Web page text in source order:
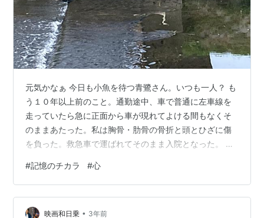
元気かなぁ 今日も小魚を待つ青鷺さん。いつも一人？ も
う１０年以上前のこと。通勤途中、車で普通に左車線を
走っていたら急に正面から車が現れてよける間もなくそ
のままあたった。私は胸骨・肋骨の骨折と頭とひざに傷
を負った。救急車で運ばれてそのまま入院となった。 相
ま現場にご両親が来ているのが見えた。私に非はなかっ
た。どうして正面から来たのかは知らない。別に気にな
らなかった。悪質ではないようだった。 ただ、私にもそ
の頃１０代の子供がいたので相手のご両親の気持ちを思
#記憶のチカラ #心
映画和日乗 • 3年前